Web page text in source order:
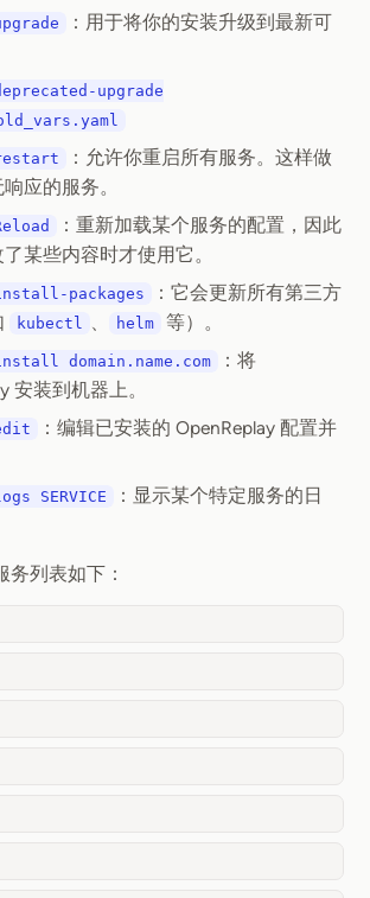
：用于将你的安装升级到最新可
upgrade
：允许你重启所有服务。这样做
应的服务。
：重新加载某个服务的配置，因此
某些内容时才使用它。
packages
：它会更新所有第三方
kubectl 、 helm 等）。
domain.name.com
：将
安装到机器上。
：编辑已安装的 OpenReplay 配置并
SERVICE
：显示某个特定服务的日
务列表如下：